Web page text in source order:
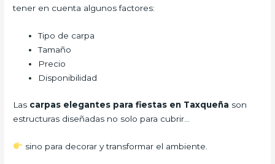
tener en cuenta algunos factores:
Tipo de carpa
Tamaño
Precio
Disponibilidad
Las carpas elegantes para fiestas en Taxqueña son
estructuras diseñadas no solo para cubrir…
sino para decorar y transformar el ambiente.